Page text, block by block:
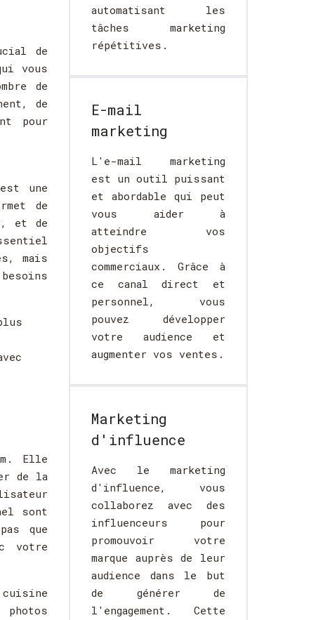
de
vous
de
de
pour
une
de
et de
mais
Elle
de la
sont
que
votre
cuisine
automatisant les
tâches marketing
répétitives.
E-mail
marketing
L'e-mail marketing
est un outil puissant
et abordable qui peut
vous aider à
atteindre vos
objectifs
commerciaux. Grâce à
ce canal direct et
personnel, vous
pouvez développer
votre audience et
augmenter vos ventes.
Marketing
d'influence
Avec le marketing
d'influence, vous
collaborez avec des
influenceurs pour
promouvoir votre
marque auprès de leur
audience dans le but
de générer de
l'engagement. Cette